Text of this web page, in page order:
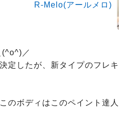
R-Melo(アールメロ)
(^o^)／
定したが、新タイプのフレ
のボディはこのペイント達